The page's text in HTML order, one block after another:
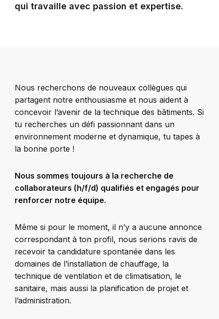
qui travaille avec passion et expertise.
Nous recherchons de nouveaux collègues qui
partagent notre enthousiasme et nous aident à
concevoir l’avenir de la technique des bâtiments. Si
tu recherches un défi passionnant dans un
environnement moderne et dynamique, tu tapes à
la bonne porte !
Nous sommes toujours à la recherche de
collaborateurs (h/f/d) qualifiés et engagés pour
renforcer notre équipe.
Même si pour le moment, il n’y a aucune annonce
correspondant à ton profil, nous serions ravis de
recevoir ta candidature spontanée dans les
domaines de l’installation de chauffage, la
technique de ventilation et de climatisation, le
sanitaire, mais aussi la planification de projet et
l’administration.